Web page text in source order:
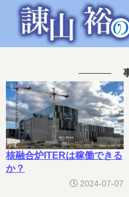
核融合炉ITERは稼働できる
か？
2024-07-07